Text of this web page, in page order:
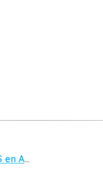
Angry Birds Star Wars II verkrijgbaar voor iOS en Android